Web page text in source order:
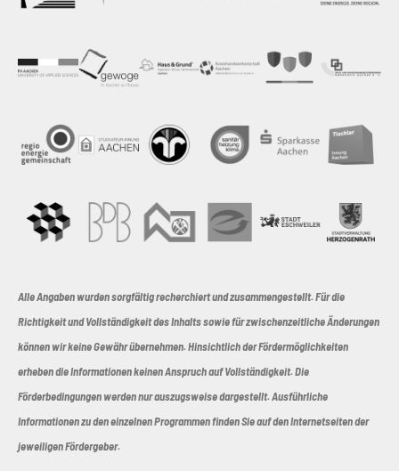
Alle Angaben wurden sorgfältig recherchiert und zusammengestellt. Für die
Richtigkeit und Vollständigkeit des Inhalts sowie für zwischenzeitliche Änderungen
können wir keine Gewähr übernehmen. Hinsichtlich der Fördermöglichkeiten
erheben die Informationen keinen Anspruch auf Vollständigkeit. Die
Förderbedingungen werden nur auszugsweise dargestellt. Ausführliche
Informationen zu den einzelnen Programmen finden Sie auf den Internetseiten der
jeweiligen Fördergeber.